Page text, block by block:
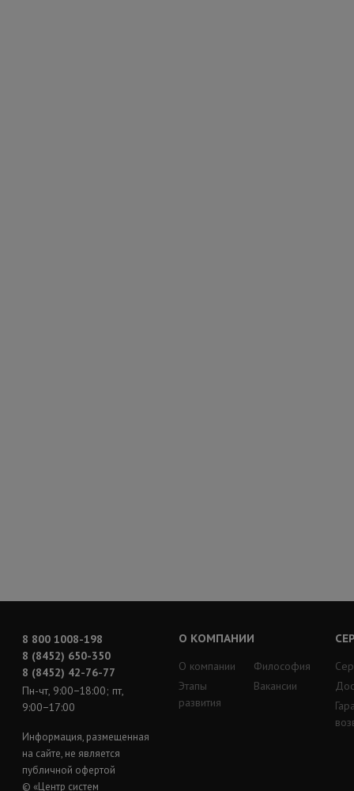
8 800 1008-198
8 (8452) 650-350
8 (8452) 42-76-77
Пн-чт, 9:00−18:00; пт,
9:00−17:00
Информация, размещенная
на сайте, не является
публичной офертой
© «Центр систем
О КОМПАНИИ
О компании
Этапы
развития
Философия
Вакансии